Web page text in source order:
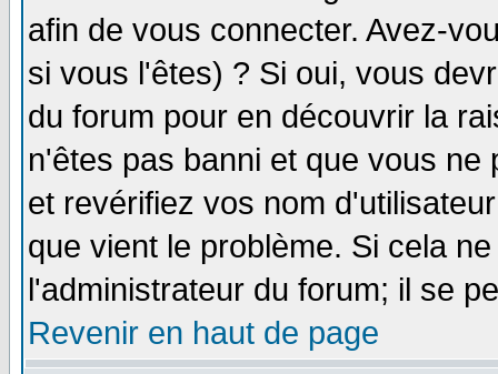
afin de vous connecter. Avez-
si vous l'êtes) ? Si oui, vous
du forum pour en découvrir la
n'êtes pas banni et que vous
et revérifiez vos nom
que vient le problème. Si cela
l'administrateur du forum; il se
Revenir en haut de page